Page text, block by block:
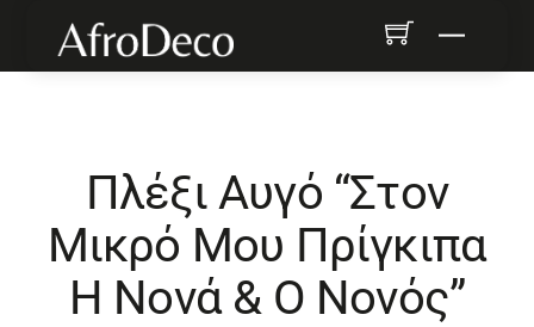
content
Menu
Πλέξι Αυγό “Στον
Μικρό Μου Πρίγκιπα
Η Νονά & Ο Νονός”